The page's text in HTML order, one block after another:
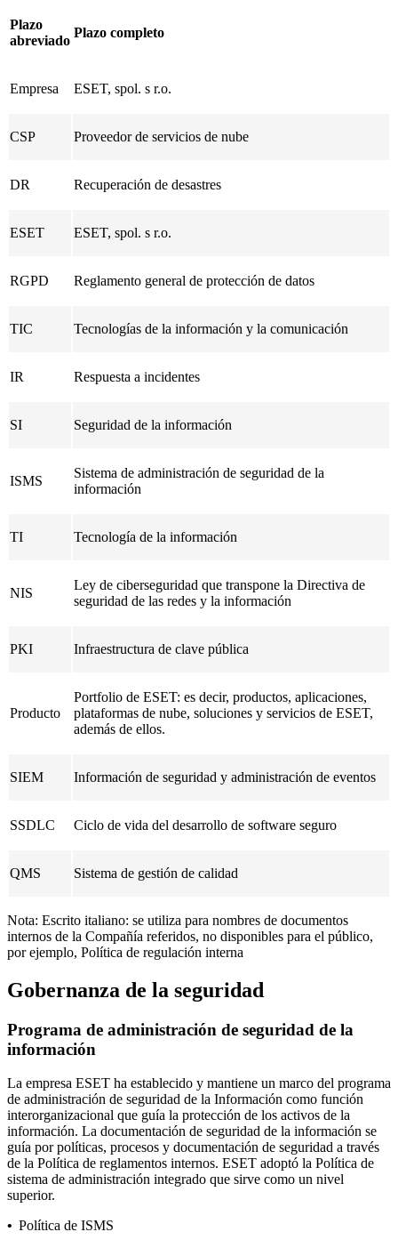
Plazo
abreviado
Plazo completo
Empresa ESET, spol. s r.o.
CSP Proveedor de servicios de nube
DR Recuperación de desastres
ESET ESET, spol. s r.o.
RGPD Reglamento general de protección de datos
TIC Tecnologías de la información y la comunicación
IR Respuesta a incidentes
SI Seguridad de la información
ISMS
Sistema de administración de seguridad de la
información
TI Tecnología de la información
NIS
Ley de ciberseguridad que transpone la Directiva de
seguridad de las redes y la información
PKI Infraestructura de clave pública
Producto
Portfolio de ESET: es decir, productos, aplicaciones,
plataformas de nube, soluciones y servicios de ESET,
además de ellos.
SIEM Información de seguridad y administración de eventos
SSDLC Ciclo de vida del desarrollo de software seguro
QMS Sistema de gestión de calidad
Nota: Escrito italiano: se utiliza para nombres de documentos
internos de la Compañía referidos, no disponibles para el público,
por ejemplo, Política de regulación interna
Gobernanza de la seguridad
Programa de administración de seguridad de la
información
La empresa ESET ha establecido y mantiene un marco del programa
de administración de seguridad de la Información como función
interorganizacional que guía la protección de los activos de la
información. La documentación de seguridad de la información se
guía por políticas, procesos y documentación de seguridad a través
de la Política de reglamentos internos. ESET adoptó la Política de
sistema de administración integrado que sirve como un nivel
superior.
• Política de ISMS